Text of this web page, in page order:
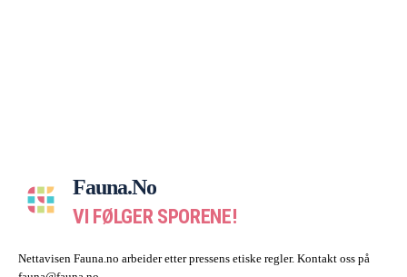
Fauna.no
VI FØLGER SPORENE!
Nettavisen Fauna.no arbeider etter pressens etiske regler. Kontakt oss på